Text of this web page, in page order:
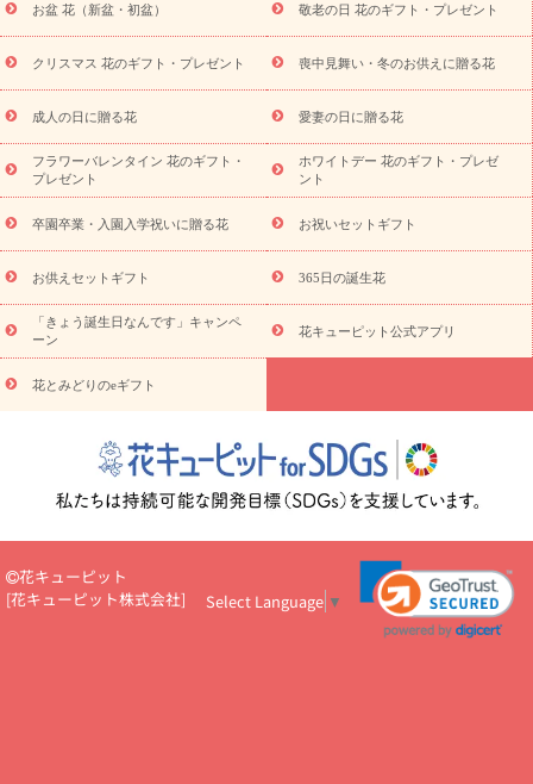
お供え プリザーブドフラワー
ペットのお供えフラワー
お盆（新
盆・初盆）
その他 お祝い返し お見舞い
お取り寄せギフト
ビジネス用
ご自宅用 観葉植物 ミディ胡蝶蘭
プリザーブ
ドフラワー
スタイルから探す アレンジメント 花束
スタ
ンド花
お祝い お供え・お悔やみ 胡蝶蘭 胡蝶蘭・花鉢
ディ胡蝶蘭・お祝い
ミディ胡蝶蘭・お供え
世界初の青色胡蝶蘭
観葉植物
観葉植物 産直多肉植物
プリザーブドフラワー
お祝い
お供え・お悔やみ 花とセットギフト
セミオーダー
プチギフト（hanamore -ハナモア-）
花とみどりのeギフト
キューピットのeGfit
カラー ピンク イエローオレンジ
レッ
ド
お花の種類 トルコキキョウ
お祝い お祝い・3000円～ お祝い・4000円～
お祝い・
5000円～
お祝い・7000円～ お祝い・ 10000円～
お供え・お
悔やみ
円～
お供え・お悔やみ・
読み物
いのマナー
定年退職祝いのマナー
お祝いを贈るときのマナー・
花キューピットのお祝いコラム一覧
誕生日のお花を「色
彩心理学」で選ぶ方法
結婚祝いの予算相場
出産祝いお役立ち情
ール
新築引っ越し祝いコラム お祝い花のマナー総まとめ
職
場上司や先輩へ贈るお祝い花の正解は？
開店祝いの花 選び方ガイ
お盆 花（新盆・初盆） 敬老の日 花のギフト・プレゼント
クリスマス 花のギフト・プレゼント 喪中見舞い・冬のお供えに贈る花
成人の日に贈る花 愛妻の日に贈る花
フラワーバレンタイン 花のギフト・
プレゼント
ホワイトデー 花のギフト・プレゼ
ント
卒園卒業・入園入学祝いに贈る花 お祝いセットギフト
お供えセットギフト 365日の誕生花
「きょう誕生日なんです」キャンペ
ーン
花キューピット公式アプリ
花とみどりのeギフト
花キューピット
[花キューピット株式会社] Select Language ▼